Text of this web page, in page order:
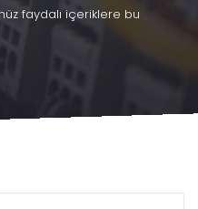
faydalı içeriklere bu